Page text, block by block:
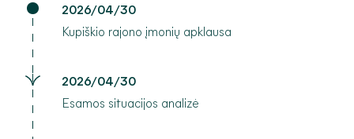
2026/04/30
Kupiškio rajono įmonių apklausa
2026/04/30
Esamos situacijos analizė